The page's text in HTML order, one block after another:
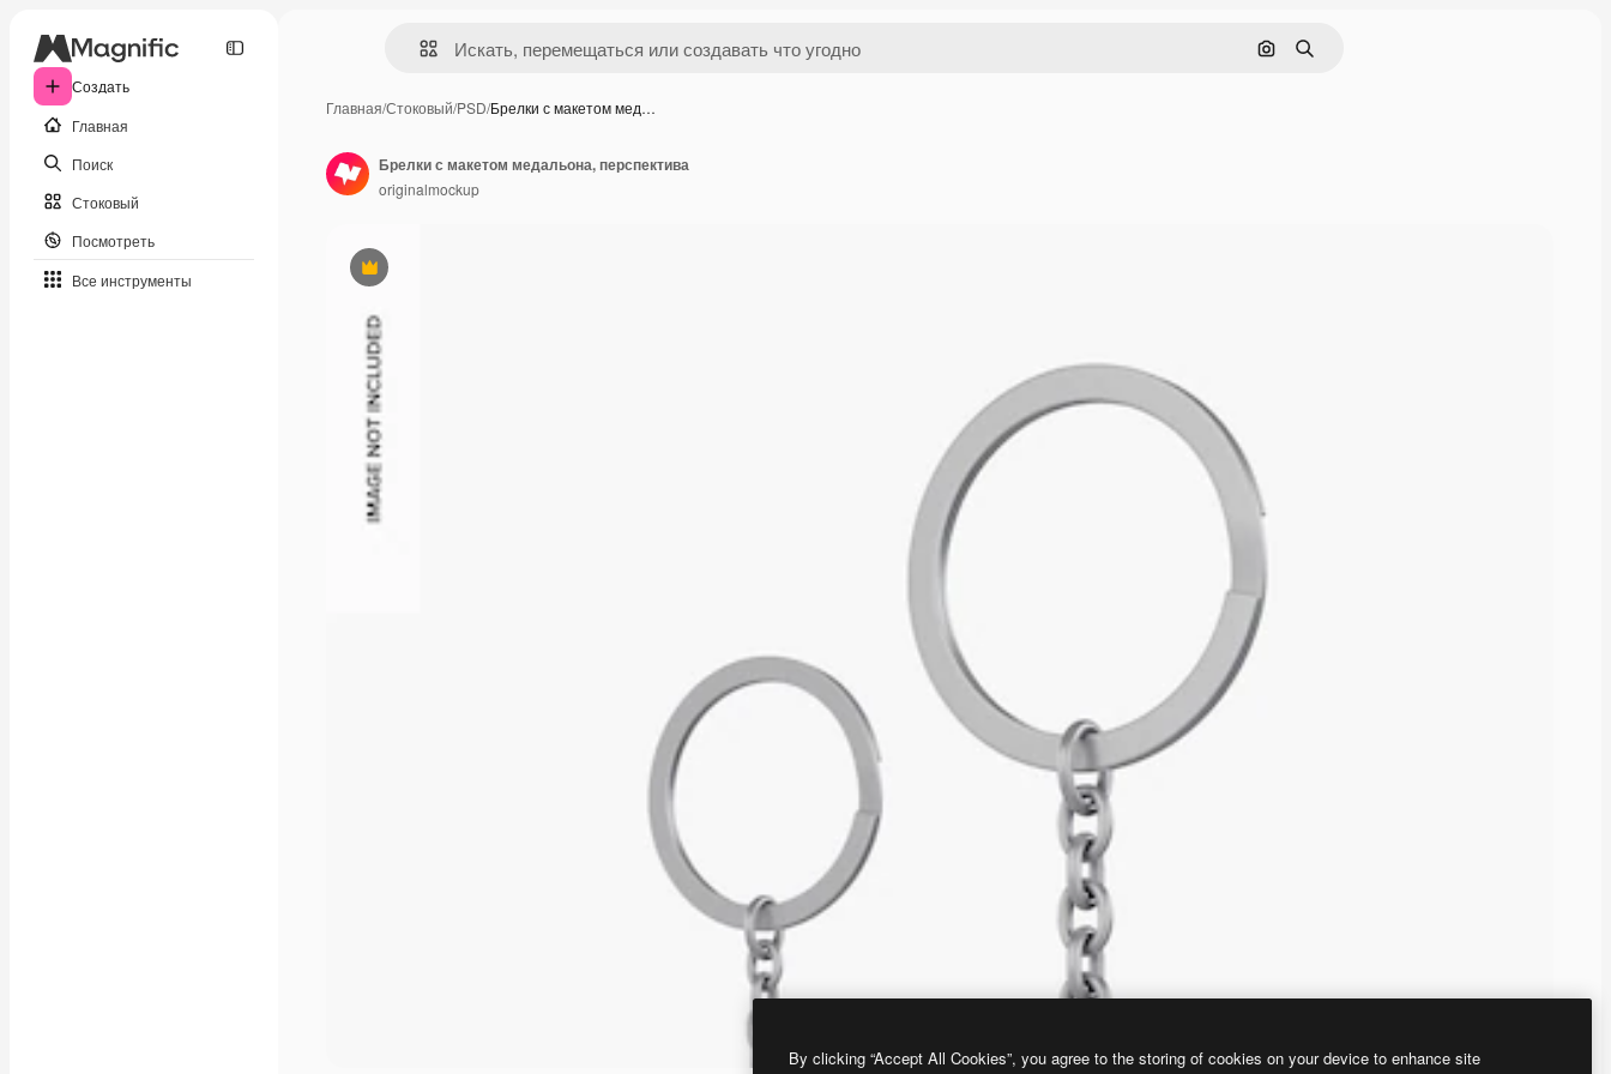
Создать
Главная
Поиск
Стоковый
Посмотреть
Все инструменты
Поиск по изображению
Поиск
Главная/Стоковый/PSD/Брелки с макетом мед…
Премиум
Брелки с макетом медальона, перспектива
originalmockup
By clicking “Accept All Cookies”, you agree to the storing of cookies on your device to enhance site